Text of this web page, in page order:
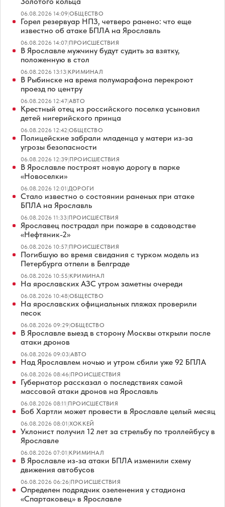
06.08.2026 14:09|ОБЩЕСТВО
Горел резервуар НПЗ, четверо ранено: что еще
известно об атаке БПЛА на Ярославль
06.08.2026 14:07|ПРОИСШЕСТВИЯ
В Ярославле мужчину будут судить за взятку,
положенную в стол
06.08.2026 13:13|КРИМИНАЛ
В Рыбинске на время полумарафона перекроют
проезд по центру
06.08.2026 12:47|АВТО
Крестный отец из российского поселка усыновил
детей нигерийского принца
06.08.2026 12:42|ОБЩЕСТВО
Полицейские забрали младенца у матери из-за
угрозы безопасности
06.08.2026 12:39|ПРОИСШЕСТВИЯ
В Ярославле построят новую дорогу в парке
«Новоселки»
06.08.2026 12:01|ДОРОГИ
Стало известно о состоянии раненых при атаке
БПЛА на Ярославль
06.08.2026 11:33|ПРОИСШЕСТВИЯ
Ярославец пострадал при пожаре в садоводстве
«Нефтяник-2»
06.08.2026 10:57|ПРОИСШЕСТВИЯ
Погибшую во время свидания с турком модель из
Петербурга отпели в Белграде
06.08.2026 10:55|КРИМИНАЛ
На ярославских АЗС утром заметны очереди
06.08.2026 10:48|ОБЩЕСТВО
На ярославских официальных пляжах проверили
песок
06.08.2026 09:29|ОБЩЕСТВО
В Ярославле выезд в сторону Москвы открыли после
атаки дронов
06.08.2026 09:03|АВТО
Над Ярославлем ночью и утром сбили уже 92 БПЛА
06.08.2026 08:46|ПРОИСШЕСТВИЯ
Губернатор рассказал о последствиях самой
массовой атаки дронов на Ярославль
06.08.2026 08:11|ПРОИСШЕСТВИЯ
Боб Хартли может провести в Ярославле целый месяц
06.08.2026 08:01|ХОККЕЙ
Уклонист получил 12 лет за стрельбу по троллейбусу в
Ярославле
06.08.2026 07:01|КРИМИНАЛ
В Ярославле из-за атаки БПЛА изменили схему
движения автобусов
06.08.2026 06:26|ПРОИСШЕСТВИЯ
Определен подрядчик озеленения у стадиона
«Спартаковец» в Ярославле